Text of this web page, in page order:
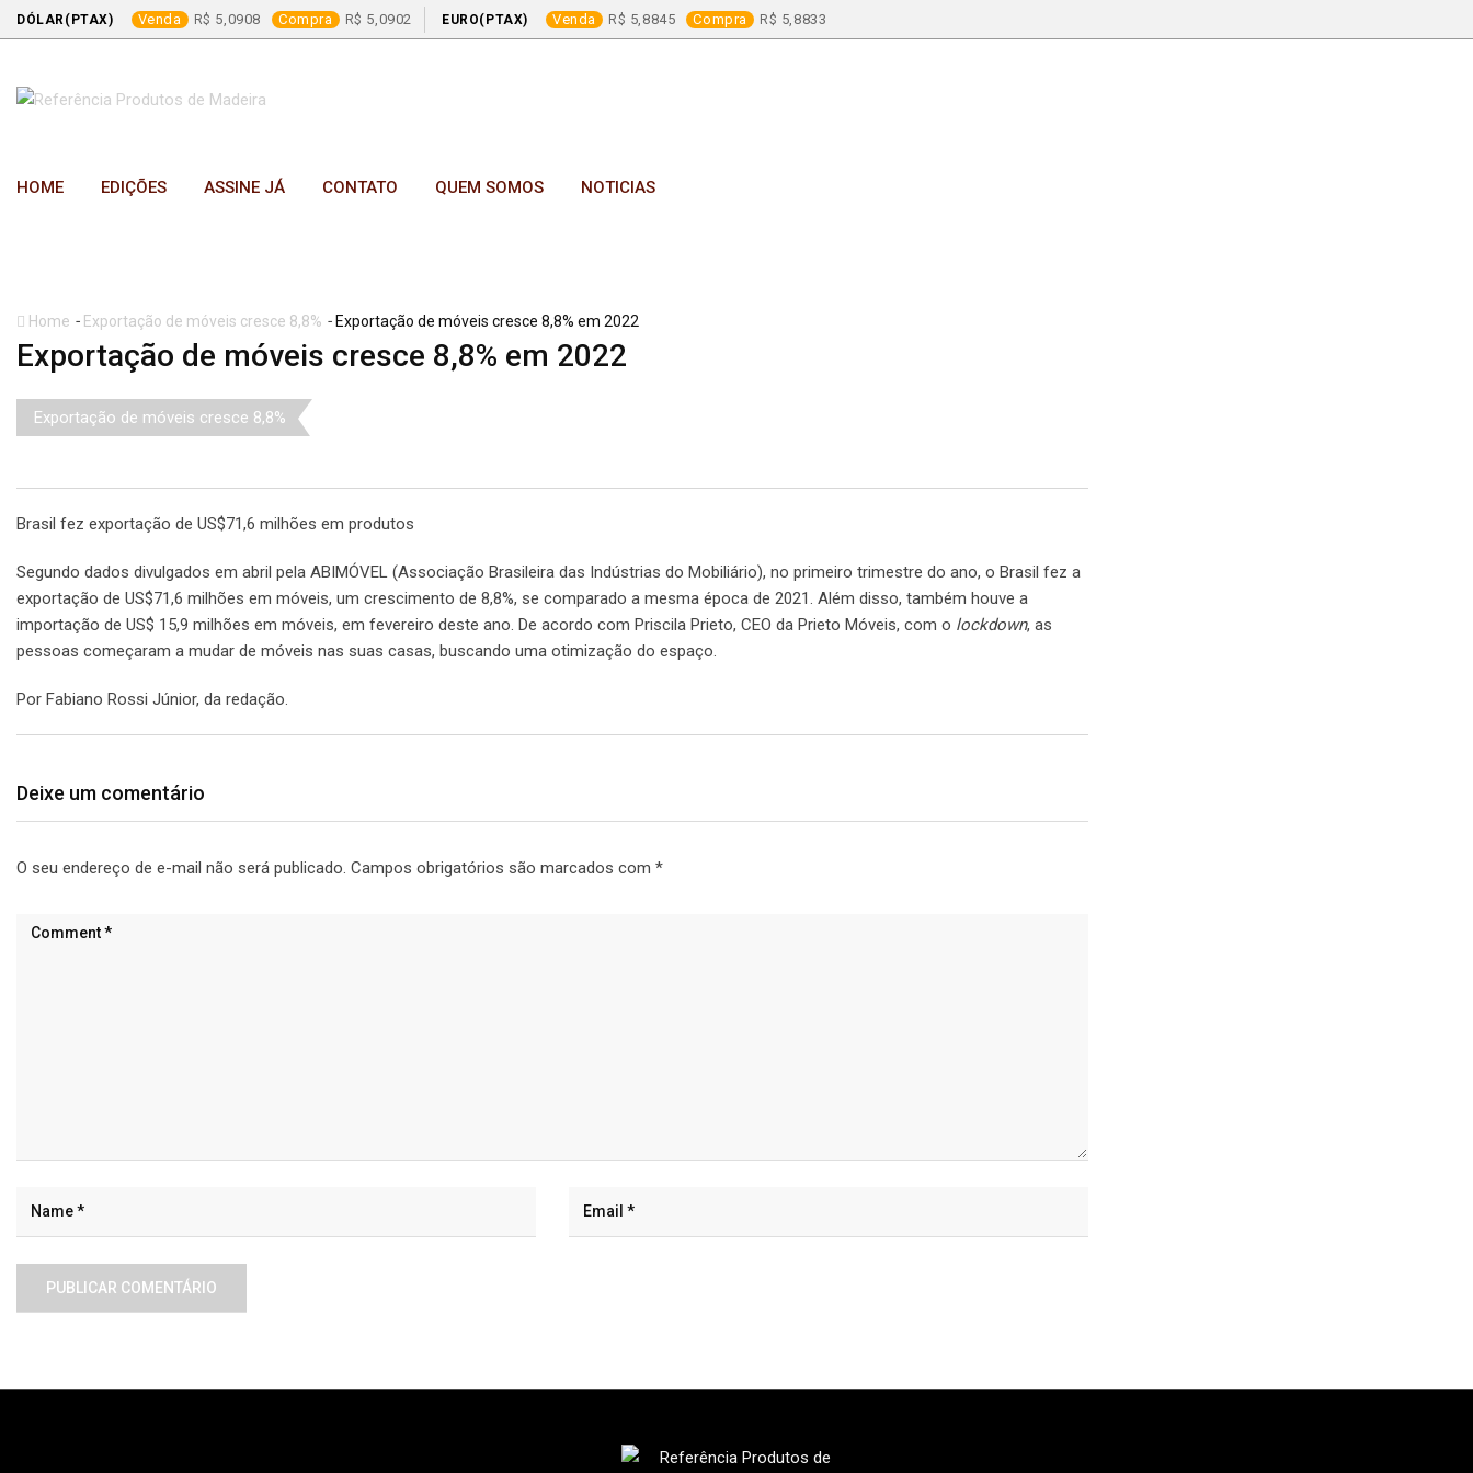
DÓLAR(PTAX) Venda 5,0908 Compra 5,0902 EURO(PTAX) Venda 5,8845 Compra 5,8833
content
HOME EDIÇÕES ASSINE JÁ CONTATO QUEM SOMOS NOTICIAS
Home - Exportação de móveis cresce 8,8% - Exportação de móveis cresce 8,8% em 2022
Exportação de móveis cresce 8,8% em 2022
Exportação de móveis cresce 8,8%
Brasil fez exportação de US$71,6 milhões em produtos
Segundo dados divulgados em abril pela ABIMÓVEL (Associação Brasileira das Indústrias do Mobiliário), no primeiro trimestre do ano, o Brasil fez a
exportação de US$71,6 milhões em móveis, um crescimento de 8,8%, se comparado a mesma época de 2021. Além disso, também houve a
importação de US$ 15,9 milhões em móveis, em fevereiro deste ano. De acordo com Priscila Prieto, CEO da Prieto Móveis, com o lockdown, as
pessoas começaram a mudar de móveis nas suas casas, buscando uma otimização do espaço.
Por Fabiano Rossi Júnior, da redação.
Deixe um comentário
O seu endereço de e-mail não será publicado. Campos obrigatórios são marcados com *